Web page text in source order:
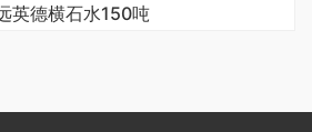
英德横石水150吨